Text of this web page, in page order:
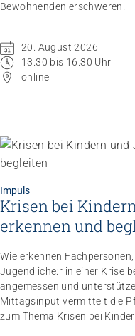
Impuls
Umgang mit
psychologischen
Demenz
20.08.2026 online
Bewohnenden erschweren.
20. August 2026
13.30 bis 16.30 Uhr
online
Impuls
Krisen bei
erkennen und
Wie erkennen
Jugendliche:r in einer Krise
angemessen und
Mittagsinput vermittelt die
zum Thema Krisen bei